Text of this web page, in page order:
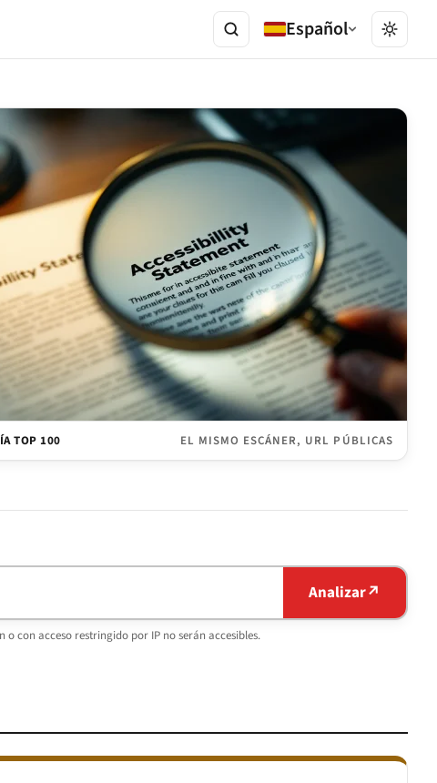
Español
TOP 100 EL MISMO ESCÁNER, URL PÚBLICAS
Analizar↗
con acceso restringido por IP no serán accesibles.